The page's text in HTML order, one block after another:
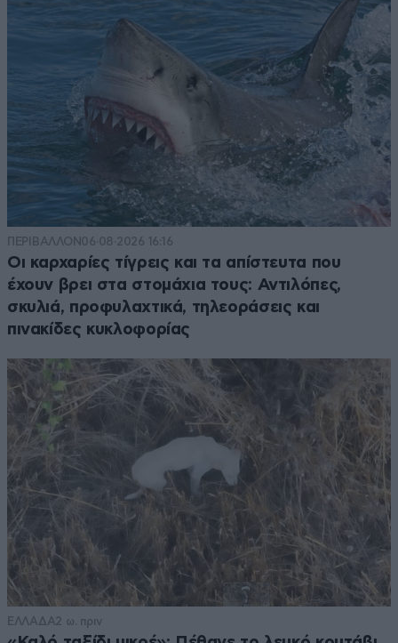
ΠΕΡΙΒΑΛΛΟΝ 06·08·2026 16:16
Οι καρχαρίες τίγρεις και τα απίστευτα που
έχουν βρει στα στομάχια τους: Αντιλόπες,
σκυλιά, προφυλαχτικά, τηλεοράσεις και
πινακίδες κυκλοφορίας
ΕΛΛΑΔΑ2 ω. πριν